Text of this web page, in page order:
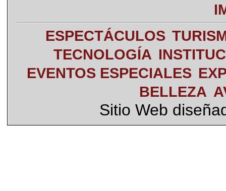
ESPECTÁCULOS
TECNOLOGÍA
EVENTOS ESPECIALES
BELLEZA
Sitio Web